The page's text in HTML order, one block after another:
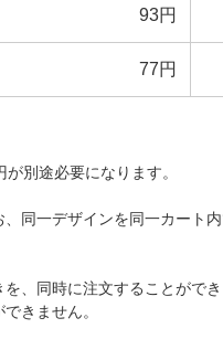
93円
77円
別途必要になります。
同一デザインを同一カート
、同時に注文することができ
きません。